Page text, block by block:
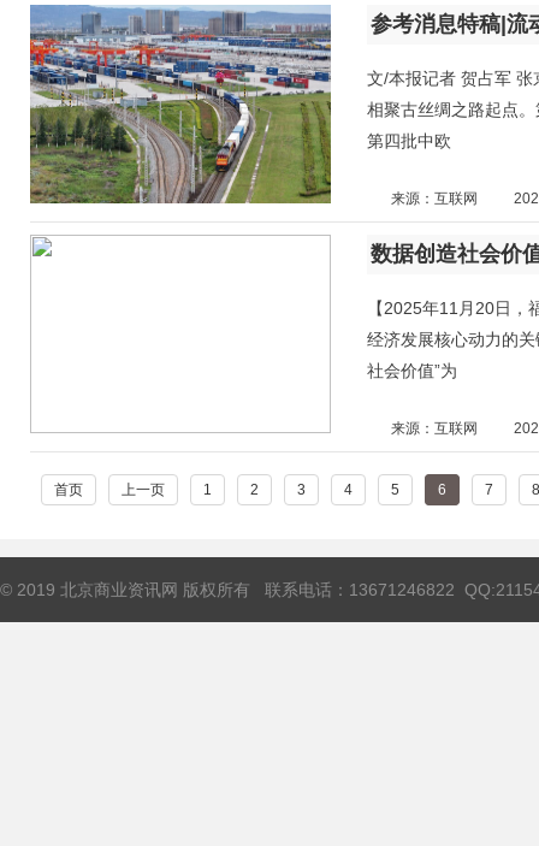
文/本报记者 贺占军
相聚古丝绸之路起点
第四批中欧
来源：互联网
数据创造社会价
【2025年11月20日
经济发展核心动力的
社会价值”为
来源：互联网
首页 上一页 1 2 3 4 5 6 7 8
© 2019 北京商业资讯网 版权所有 联系电话：13671246822